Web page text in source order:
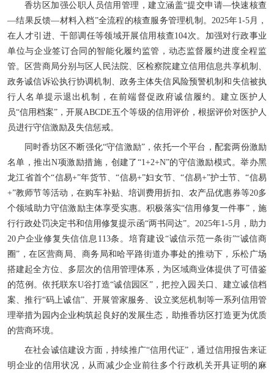
香坊区加强公职人员信用管理，建立涵盖“提交申请—快速核查
—结果反馈—材料入档”全流程的核查服务管理机制。2025年1-5月，
在人才引进、干部调任等领域开展信用核查104次。加强对行政事业
单位与企业签订合同的智能化履约监管，动态监督履约进度全程监
管。区营商局分别与区人民法院、区检察院建立信用信息共享机制、
政务诚信诉讼执行协调机制、政务主体失信风险预警机制和失信被执
行人名单提示退出机制，在前端督促政府诚信履约。建立医护人
员“信用档案”，开展ABCDE五个等级的信用评价，根据评价对医护人
员进行守信激励及失信惩戒。
同时香坊区不断强化“守信激励”，依托一个平台，配套两份激励
名单，推出N项激励措施，创建了“1+2+N”的守信激励模式。举办黑
龙江省首个“信易+”年货节、“信易+”妇女节、“信易+”护士节、“信易
+”教师节等活动，在购车补贴、培训费用折扣、农产品优惠券等20多
个领域助力守信激励主体享受实惠。积极落实“信用修复一件事”，施
行行政处罚决定书和信用修复提示函“两书同达”。2025年1-5月，助力
20户企业修复失信信息113条。培育建设“诚信示范一条街”“诚信商
圈”，在区营商局、商务局和哈平路街道办事处的推动下，乐松广场
搭建起全方位、多层次的信用管理体系，为区域商业体提供了可借鉴
的范例。依托联东U谷打造“诚信园区”，把控入园关口、建立诚信档
案、推行“码上诚信”、开展管家服务、设立奖惩机制等一系列信用管
理举措为园内企业构筑起良好的发展生态，助推香坊区打造更为优质
的营商环境。
在社会诚信建设方面，持续推广“信用代证”，通过信用报告来证
明企业的信用状况，从而减少企业前往多个行政机关开具证明的麻